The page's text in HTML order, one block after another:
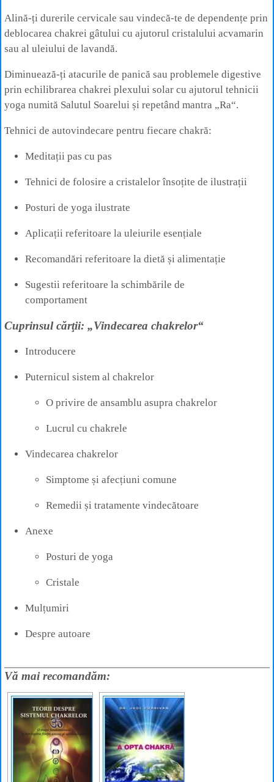
Alină-ți durerile cervicale sau vindecă-te de dependențe prin
deblocarea chakrei gâtului cu ajutorul cristalului acvamarin
sau al uleiului de lavandă.
Diminuează-ți atacurile de panică sau problemele digestive
prin echilibrarea chakrei plexului solar cu ajutorul tehnicii
yoga numită Salutul Soarelui și repetând mantra „Ra“.
Tehnici de autovindecare pentru fiecare chakră:
Meditații pas cu pas
Tehnici de folosire a cristalelor însoțite de ilustrații
Posturi de yoga ilustrate
Aplicații referitoare la uleiurile esențiale
Recomandări referitoare la dietă și alimentație
Sugestii referitoare la schimbările de
comportament
Cuprinsul cărţii: „Vindecarea chakrelor“
Introducere
Puternicul sistem al chakrelor
O privire de ansamblu asupra chakrelor
Lucrul cu chakrele
Vindecarea chakrelor
Simptome și afecțiuni comune
Remedii și tratamente vindecătoare
Anexe
Posturi de yoga
Cristale
Mulțumiri
Despre autoare
Vă mai recomandăm: